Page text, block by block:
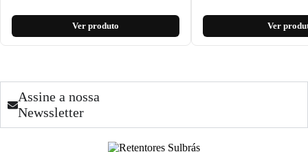
Ver produto Ver
Assine a nossa
Newssletter